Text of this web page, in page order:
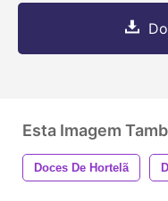
Esta Imagem
Doces De Hortelã